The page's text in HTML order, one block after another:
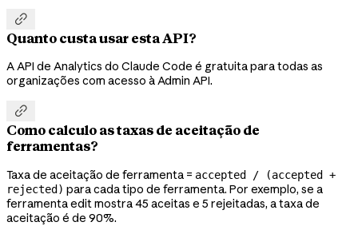

Quanto custa usar esta API?
A API de Analytics do Claude Code é gratuita para todas as
organizações com acesso à Admin API.

Como calculo as taxas de aceitação de
ferramentas?
Taxa de aceitação de ferramenta = accepted / (accepted +
rejected) para cada tipo de ferramenta. Por exemplo, se a
ferramenta edit mostra 45 aceitas e 5 rejeitadas, a taxa de
aceitação é de 90%.